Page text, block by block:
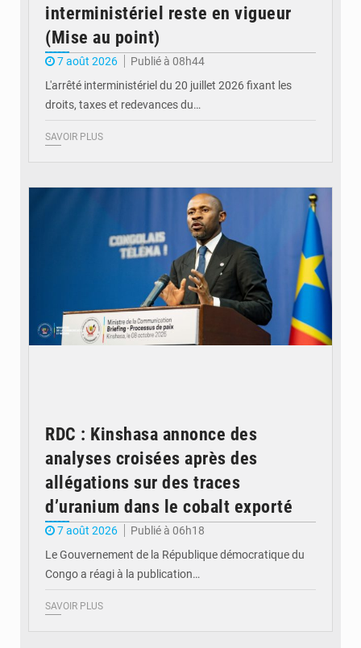
interministériel reste en vigueur
(Mise au point)
7 août 2026
Publié à 08h44
L'arrêté interministériel du 20 juillet 2026 fixant les
droits, taxes et redevances du…
SAVOIR PLUS
RDC : Kinshasa annonce des
analyses croisées après des
allégations sur des traces
d’uranium dans le cobalt exporté
7 août 2026
Publié à 06h18
Le Gouvernement de la République démocratique du
Congo a réagi à la publication…
SAVOIR PLUS